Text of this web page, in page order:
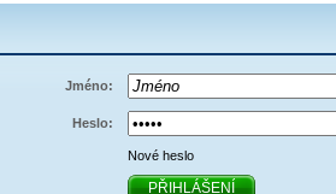
Jméno:
Heslo:
Nové heslo
PŘIHLÁŠENÍ